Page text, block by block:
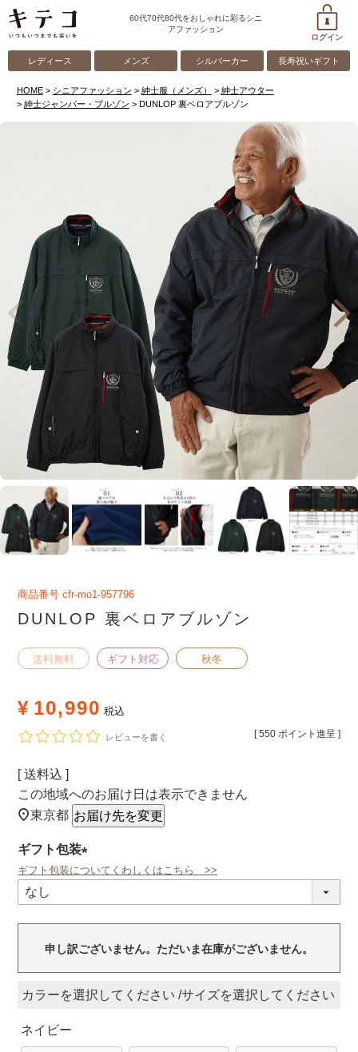
60代70代80代をおしゃれに彩るシニ
アファッション
ログイン
レディース メンズ シルバーカー 長寿祝いギフト
HOME シニアファッション 紳士服（メンズ）
紳士アウター
紳士ジャンパー・ブルゾン
DUNLOP 裏ベロアブルゾン
商品番号 cfr-mo1-957796
DUNLOP 裏ベロアブルゾン
送料無料 ギフト対応 秋冬
¥ 10,990 税込
[ 550 ポイント進呈 ]
レビューを書く
送料込
この地域へのお届け日は表示できません
東京都 お届け先を変更
ギフト包装
(必
ギフト包装についてくわしくはこちら >>
申し訳ございません。ただいま在庫がございません。
カラー サイズ
ネイビー